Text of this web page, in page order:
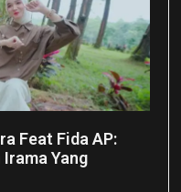
Feat Fida AP:
Yang